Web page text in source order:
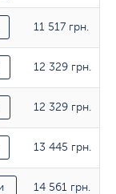
11 517 грн.
12 329 грн.
12 329 грн.
13 445 грн.
14 561 грн.